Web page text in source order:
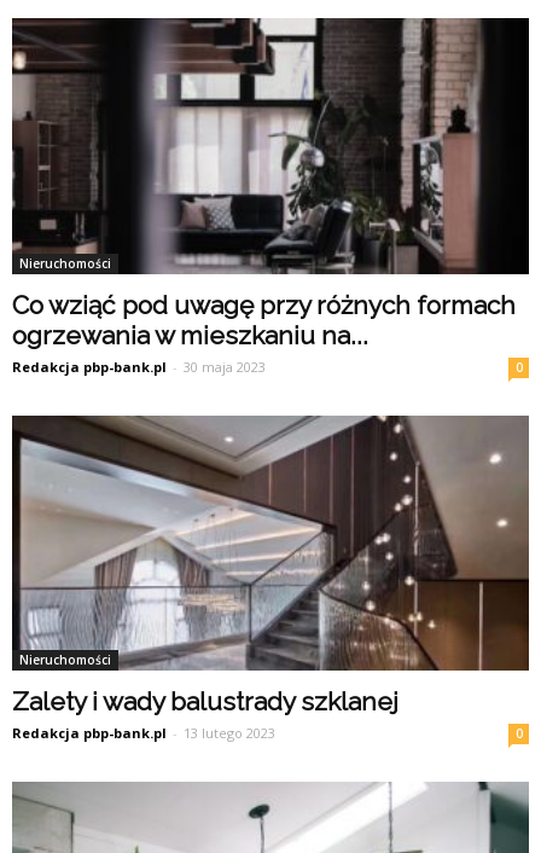
Nieruchomości
Co wziąć pod uwagę przy różnych formach
ogrzewania w mieszkaniu na...
Redakcja pbp-bank.pl - 30 maja 2023 0
Nieruchomości
Zalety i wady balustrady szklanej
Redakcja pbp-bank.pl - 13 lutego 2023 0